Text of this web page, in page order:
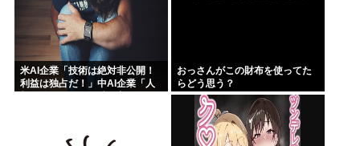
米AI企業「技術は絶対非公開！
利益は独占だ！」中AI企業「人
おっさんがこの財布を使ってた
らどう思う？